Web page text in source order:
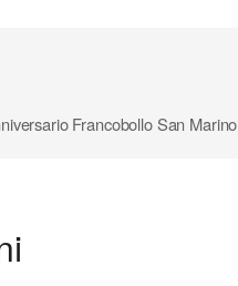
Francobollo San Marino